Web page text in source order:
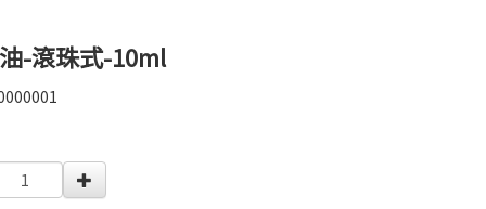
-滾珠式-10ml